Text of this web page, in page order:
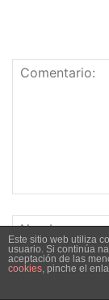
Este sitio web utiliza
usuario. Si continúa
aceptación de las
cookies, pinche el